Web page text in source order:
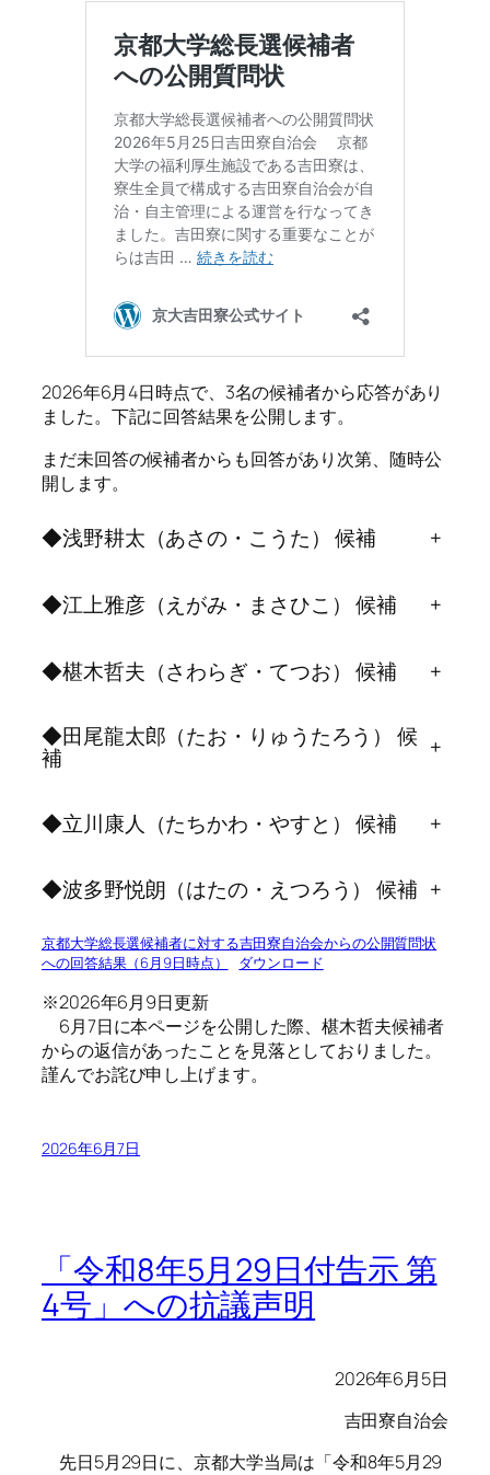
2026年6月4日時点で、3名の候補者から応答があり
ました。下記に回答結果を公開します。
まだ未回答の候補者からも回答があり次第、随時公
開します。
◆浅野耕太（あさの・こうた） 候補 +
◆江上雅彦（えがみ・まさひこ） 候補 +
◆椹木哲夫（さわらぎ・てつお） 候補 +
◆田尾龍太郎（たお・りゅうたろう） 候
補 +
◆立川康人（たちかわ・やすと） 候補 +
◆波多野悦朗（はたの・えつろう） 候補 +
京都大学総長選候補者に対する吉田寮自治会からの公開質問状
への回答結果（6月9日時点）
ダウンロード
※2026年6月9日更新
6月7日に本ページを公開した際、椹木哲夫候補者
からの返信があったことを見落としておりました。
謹んでお詫び申し上げます。
2026年6月7日
「令和8年5月29日付告示 第
4号」への抗議声明
2026年6月5日
吉田寮自治会
先日5月29日に、京都大学当局は「令和8年5月29